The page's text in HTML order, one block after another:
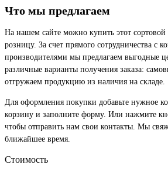
Что мы предлагаем
На нашем сайте можно купить этот
розницу. За счет прямого сотрудничества с
производителями мы предлагаем выгодные
различные варианты получения заказа:
отгружаем продукцию из наличия на складе.
Для оформления покупки добавьте нужное
корзину и заполните форму. Или нажмите
чтобы отправить нам свои контакты. Мы
ближайшее время.
Стоимость